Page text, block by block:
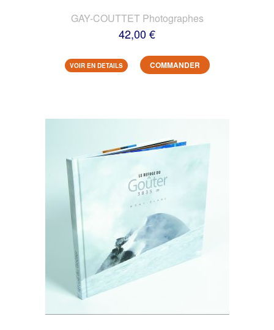
GAY-COUTTET Photographes
42,00 €
VOIR EN DETAILS COMMANDER